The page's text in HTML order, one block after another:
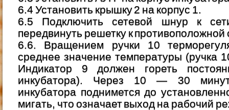
6.4 Установить крышку 2 на корпус 1.
6.5 Подключить сетевой шнур к
передвинуть решетку к противоположной
6.6. Вращением ручки 10
среднее значение температуры (ручка
Индикатор 9 должен гореть
инкубатора). Через 10 — 30
инкубатора поднимется до
мигать, что означает выход на рабочий